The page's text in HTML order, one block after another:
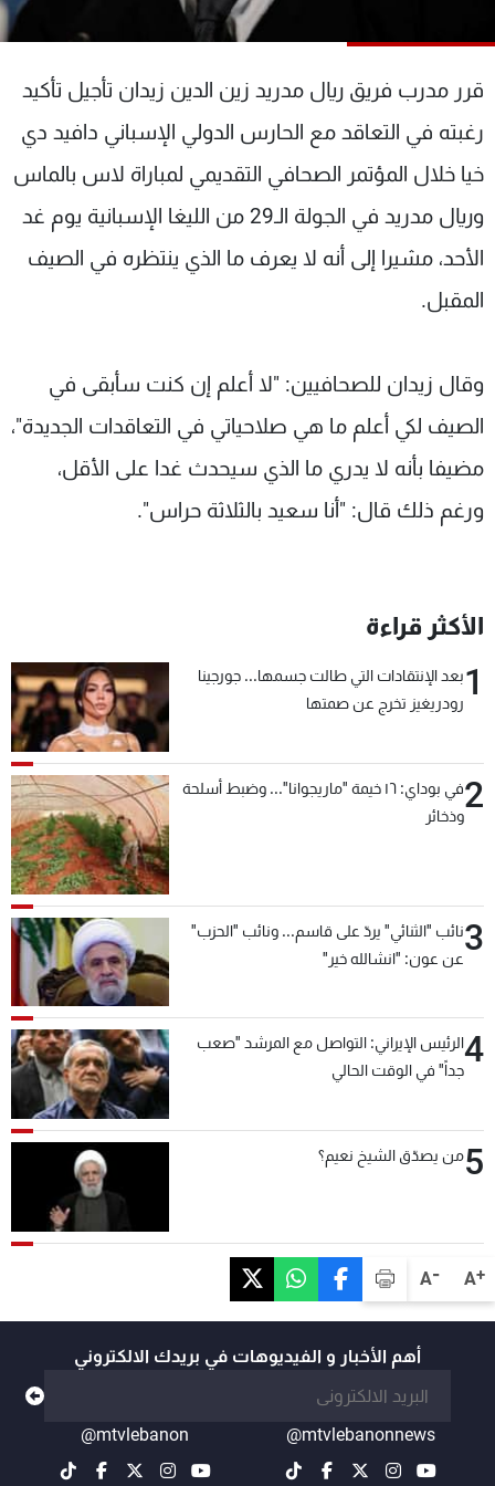
A+
A-
قرر مدرب فريق ريال مدريد زين الدين زيدان تأجيل تأكيد
رغبته في التعاقد مع الحارس الدولي الإسباني دافيد دي
خيا خلال المؤتمر الصحافي التقديمي لمباراة لاس بالماس
وريال مدريد في الجولة الـ29 من الليغا الإسبانية يوم غد
الأحد، مشيرا إلى أنه لا يعرف ما الذي ينتظره في الصيف
المقبل.
وقال زيدان للصحافيين: "لا أعلم إن كنت سأبقى في
الصيف لكي أعلم ما هي صلاحياتي في التعاقدات الجديدة"،
مضيفا بأنه لا يدري ما الذي سيحدث غدا على الأقل،
ورغم ذلك قال: "أنا سعيد بالثلاثة حراس".
الأكثر قراءة
1بعد الإنتقادات التي طالت جسمها... جورجينا
رودريغيز تخرج عن صمتها
2
في بوداي: ١٦ خيمة "ماريجوانا"... وضبط أسلحة
وذخائر
3نائب "الثنائي" يردّ على قاسم... ونائب "الحزب"
عن عون: "انشالله خير"
4الرئيس الإيراني: التواصل مع المرشد "صعب
جداً" في الوقت الحالي
5من يصدّق الشيخ نعيم؟
أهم الأخبار و الفيديوهات في بريدك الالكتروني
@mtvlebanonnews
@mtvlebanon
عن MTV
الإنـتـاج
لاعلاناتكم
وظائف
تواصل معنا
شروط الإسـتخدام
سياسة الخصوصية